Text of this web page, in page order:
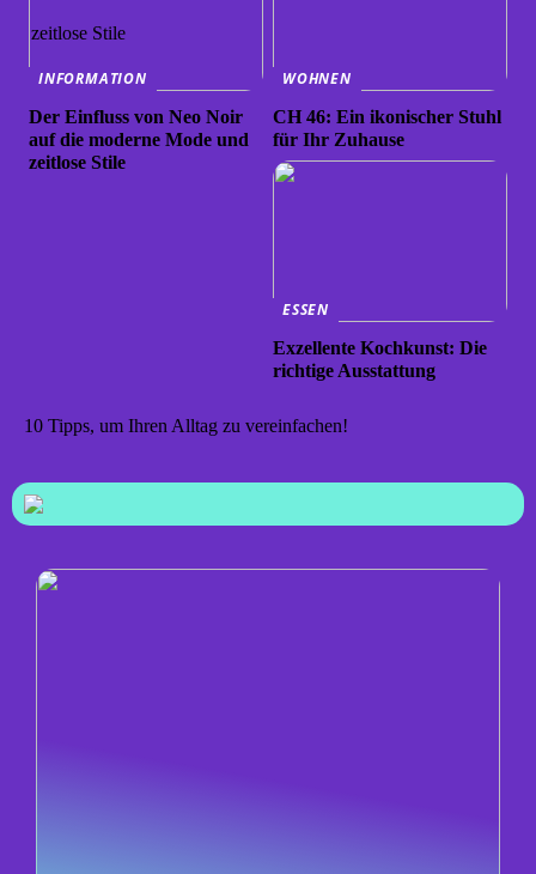
INFORMATION
Der Einfluss von Neo Noir
auf die moderne Mode und
zeitlose Stile
WOHNEN
CH 46: Ein ikonischer Stuhl
für Ihr Zuhause
ESSEN
Exzellente Kochkunst: Die
richtige Ausstattung
10 Tipps, um Ihren Alltag zu vereinfachen!